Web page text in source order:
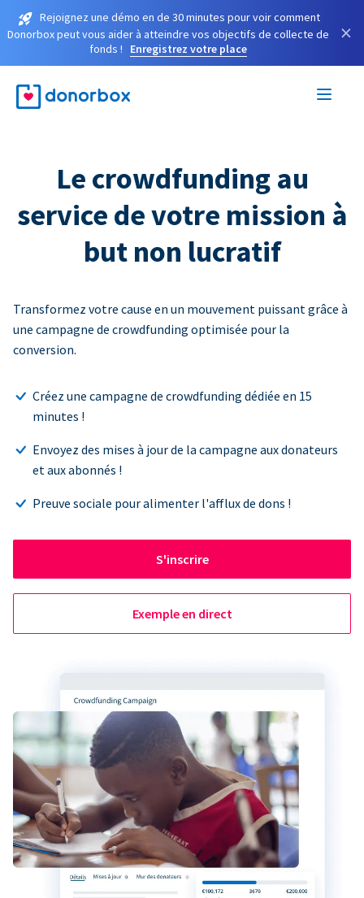
Rejoignez une démo en de 30 minutes pour voir comment
Donorbox peut vous aider à atteindre vos objectifs de collecte de
fonds !
Enregistrez votre place
×
Le crowdfunding au
service de votre mission à
but non lucratif
Transformez votre cause en un mouvement puissant grâce à
une campagne de crowdfunding optimisée pour la
conversion.
Créez une campagne de crowdfunding dédiée en 15
minutes !
Envoyez des mises à jour de la campagne aux donateurs
et aux abonnés !
Preuve sociale pour alimenter l'afflux de dons !
S'inscrire
Exemple en direct